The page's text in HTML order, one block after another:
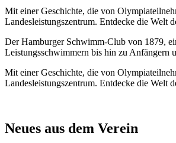
Mit einer Geschichte, die von
Landesleistungszentrum. Entdecke die Welt
Der Hamburger Schwimm-Club von 1879,
Leistungsschwimmern bis hin zu Anfängern
Mit einer Geschichte, die von
Landesleistungszentrum. Entdecke die Welt
Neues aus dem Verein